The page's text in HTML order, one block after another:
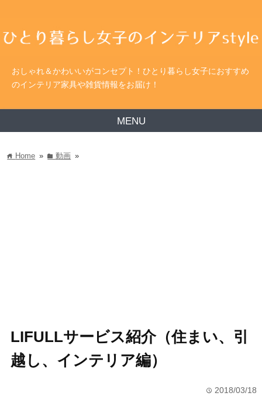
おしゃれ＆かわいいがコンセプト！ひとり暮らし女子におすすめ
のインテリア家具や雑貨情報をお届け！
MENU
home Home » folder動画 »
LIFULLサービス紹介（住まい、引
越し、インテリア編）
time 2018/03/18